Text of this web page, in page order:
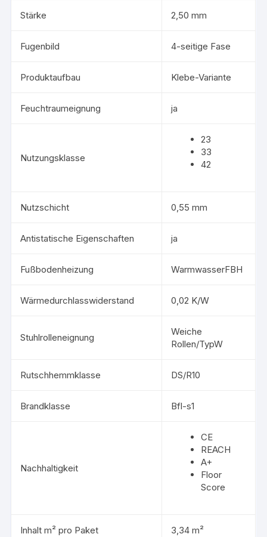
Stärke 2,50 mm
Fugenbild 4-seitige Fase
Produktaufbau Klebe-Variante
Feuchtraumeignung ja
Nutzungsklasse
23
33
42
Nutzschicht 0,55 mm
Antistatische Eigenschaften ja
Fußbodenheizung WarmwasserFBH
Wärmedurchlasswiderstand 0,02 K/W
Stuhlrolleneignung
Weiche
Rollen/TypW
Rutschhemmklasse DS/R10
Brandklasse Bfl-s1
Nachhaltigkeit
CE
REACH
A+
Floor
Score
Inhalt m² pro Paket 3,34 m²